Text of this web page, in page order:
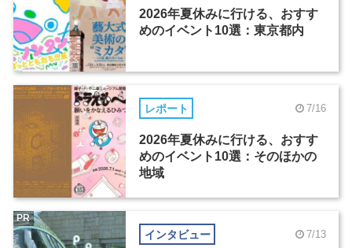
2026年夏休みに行ける、おすす
めのイベント10選：東京都内
レポート 7/16
2026年夏休みに行ける、おすす
めのイベント10選：そのほかの
地域
インタビュー 7/13
PR